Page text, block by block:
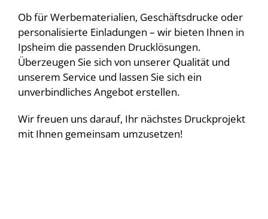
Ob für Werbematerialien, Geschäftsdrucke oder
personalisierte Einladungen – wir bieten Ihnen in
Ipsheim die passenden Drucklösungen.
Überzeugen Sie sich von unserer Qualität und
unserem Service und lassen Sie sich ein
unverbindliches Angebot erstellen.
Wir freuen uns darauf, Ihr nächstes Druckprojekt
mit Ihnen gemeinsam umzusetzen!